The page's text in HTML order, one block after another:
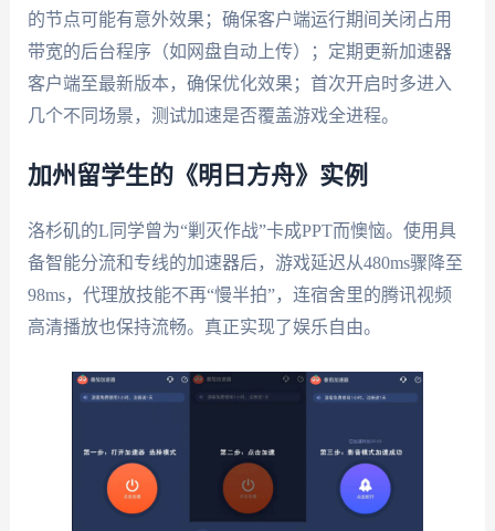
的节点可能有意外效果；确保客户端运行期间关闭占用
带宽的后台程序（如网盘自动上传）；定期更新加速器
客户端至最新版本，确保优化效果；首次开启时多进入
几个不同场景，测试加速是否覆盖游戏全进程。
加州留学生的《明日方舟》实例
洛杉矶的L同学曾为“剿灭作战”卡成PPT而懊恼。使用具
备智能分流和专线的加速器后，游戏延迟从480ms骤降至
98ms，代理放技能不再“慢半拍”，连宿舍里的腾讯视频
高清播放也保持流畅。真正实现了娱乐自由。